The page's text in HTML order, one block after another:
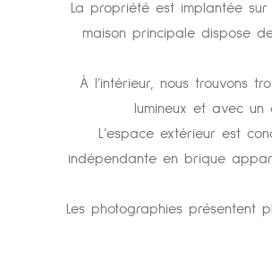
La propriété est implantée sur
maison principale dispose
À l’intérieur, nous trouvons
lumineux et avec
L’espace extérieur est
indépendante en brique
Les photographies présentent